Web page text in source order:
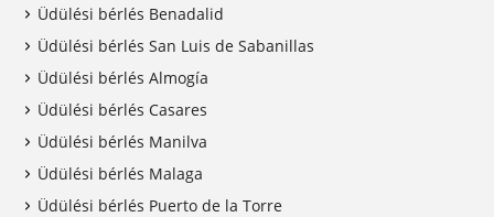
Üdülési bérlés Benadalid
Üdülési bérlés San Luis de Sabanillas
Üdülési bérlés Almogía
Üdülési bérlés Casares
Üdülési bérlés Manilva
Üdülési bérlés Malaga
Üdülési bérlés Puerto de la Torre